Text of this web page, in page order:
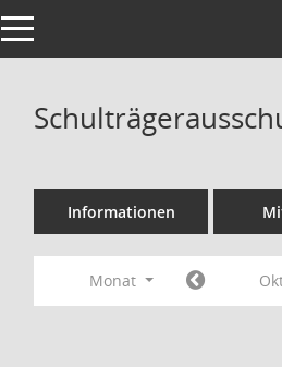
Toggle navigation
Informationen
Monat